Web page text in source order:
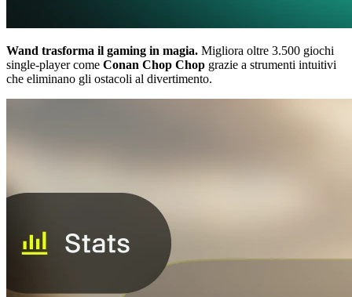
Wand trasforma il gaming in magia. Migliora oltre 3.500 giochi
single-player come Conan Chop Chop grazie a strumenti intuitivi
che eliminano gli ostacoli al divertimento.